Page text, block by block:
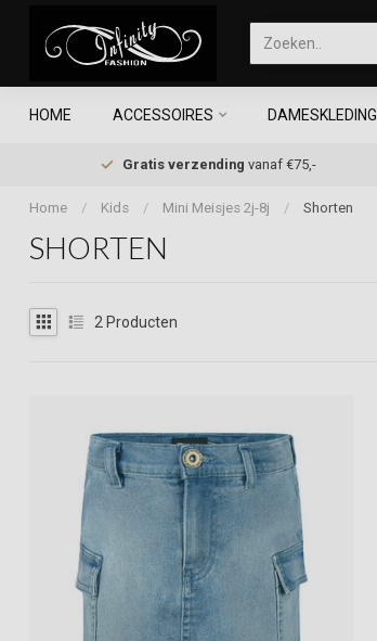
HOME ACCESSOIRES DAMESKLEDING
Gratis verzending vanaf €75,-
Home / Kids / Mini Meisjes 2j-8j / Shorten
SHORTEN
2 Producten